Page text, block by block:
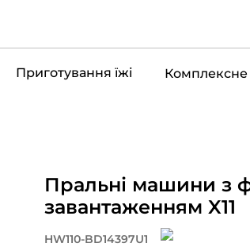
Приготування їжі Комплексне
Пральні машини з
завантаженням X11
HW110-BD14397U1